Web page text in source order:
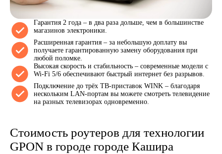
Гарантия 2 года – в два раза дольше, чем в большинстве
магазинов электроники.
Расширенная гарантия – за небольшую доплату вы
получаете гарантированную замену оборудования при
любой поломке.
Высокая скорость и стабильность – современные модели с
Wi-Fi 5/6 обеспечивают быстрый интернет без разрывов.
Подключение до трёх ТВ-приставок WINK – благодаря
нескольким LAN-портам вы можете смотреть телевидение
на разных телевизорах одновременно.
Стоимость роутеров для технологии
GPON в городе городе Кашира